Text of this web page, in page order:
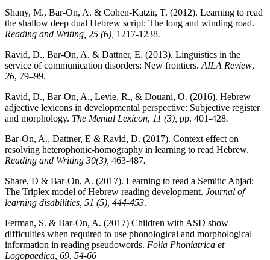
Shany, M., Bar-On, A. & Cohen-Katzir, T. (2012). Learning to read
the shallow deep dual Hebrew script: The long and winding road.
Reading and Writing, 25 (6), 1217-1238.
Ravid, D., Bar-On, A. & Dattner, E. (2013). Linguistics in the
service of communication disorders: New frontiers. AILA Review,
26, 79–99.
Ravid, D., Bar-On, A., Levie, R., & Douani, O. (2016). Hebrew
adjective lexicons in developmental perspective: Subjective register
and morphology. The Mental Lexicon, 11 (3), pp. 401-428.
Bar-On, A., Dattner, E &Ravid, D. (2017). Context effect on
resolving heterophonic-homography in learning to read Hebrew.
Reading and Writing 30(3), 463-487.
Share, D & Bar-On, A. (2017). Learning to read a Semitic Abjad:
The Triplex model of Hebrew reading development. Journal of
learning disabilities, 51 (5), 444-453.
Ferman, S. & Bar-On, A. (2017) Children with ASD show
difficulties when required to use phonological and morphological
information in reading pseudowords. Folia Phoniatrica et
Logopaedica, 69, 54-66